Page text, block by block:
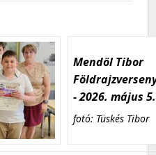
Mendöl Tibor
- 2026. május 5.
fotó: Tüskés Tibor